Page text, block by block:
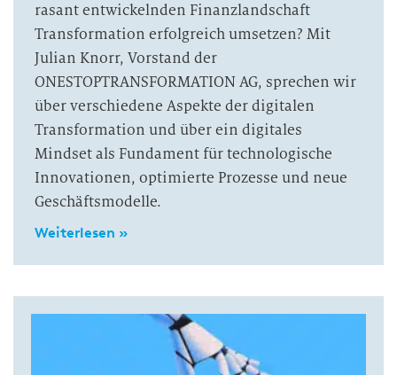
rasant entwickelnden Finanzlandschaft
Transformation erfolgreich umsetzen? Mit
Julian Knorr, Vorstand der
ONESTOPTRANSFORMATION AG, sprechen wir
über verschiedene Aspekte der digitalen
Transformation und über ein digitales
Mindset als Fundament für technologische
Innovationen, optimierte Prozesse und neue
Geschäftsmodelle.
Weiterlesen »